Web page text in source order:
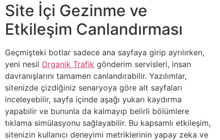
Site İçi Gezinme ve
Etkileşim Canlandırması
Geçmişteki botlar sadece ana sayfaya girip ayrılırken,
yeni nesil Organik Trafik gönderim servisleri, insan
davranışlarını tamamen canlandırabilir. Yazılımlar,
sitenizde çizdiğiniz senaryoya göre alt sayfaları
inceleyebilir, sayfa içinde aşağı yukarı kaydırma
yapabilir ve bununla da kalmayıp belirli bölümlere
tıklama simülasyonu sağlayabilir. Bu kapsamlı etkileşim,
sitenizin kullanıcı deneyimi metriklerinin yapay zeka ve